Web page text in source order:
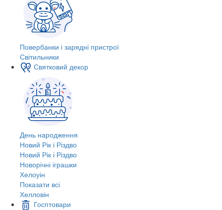
Повербанки і зарядні пристрої
Світильники
Святковий декор
День народження
Новий Рік і Різдво
Новий Рік і Різдво
Новорічні іграшки
Хелоуін
Показати всі
Хелловін
Госптовари